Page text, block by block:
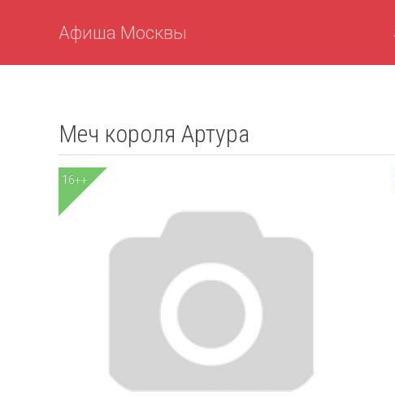
Афиша Москвы
Меч короля Артура
16++